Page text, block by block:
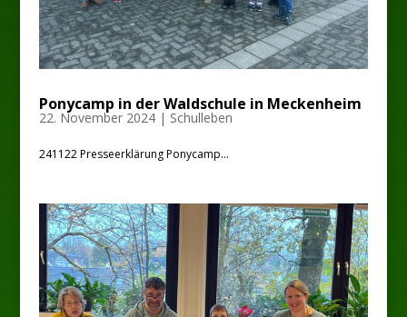
Ponycamp in der Waldschule in Meckenheim
22. November 2024| Schulleben
241122 Presseerklärung Ponycamp...